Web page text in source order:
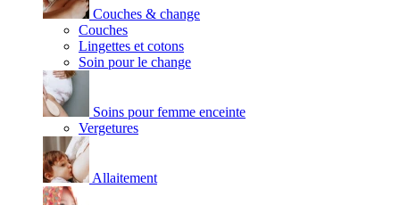
Couches & change
Couches
Lingettes et cotons
Soin pour le change
Soins pour femme enceinte
Vergetures
Allaitement